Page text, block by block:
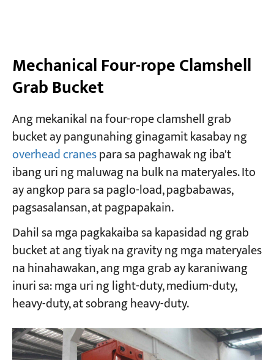
Mechanical Four-rope Clamshell
Grab Bucket
Ang mekanikal na four-rope clamshell grab
bucket ay pangunahing ginagamit kasabay ng
overhead cranespara sa paghawak ng iba't
ibang uri ng maluwag na bulk na materyales. Ito
ay angkop para sa paglo-load, pagbabawas,
pagsasalansan, at pagpapakain.
Dahil sa mga pagkakaiba sa kapasidad ng grab
bucket at ang tiyak na gravity ng mga materyales
na hinahawakan, ang mga grab ay karaniwang
inuri sa: mga uri ng light-duty, medium-duty,
heavy-duty, at sobrang heavy-duty.